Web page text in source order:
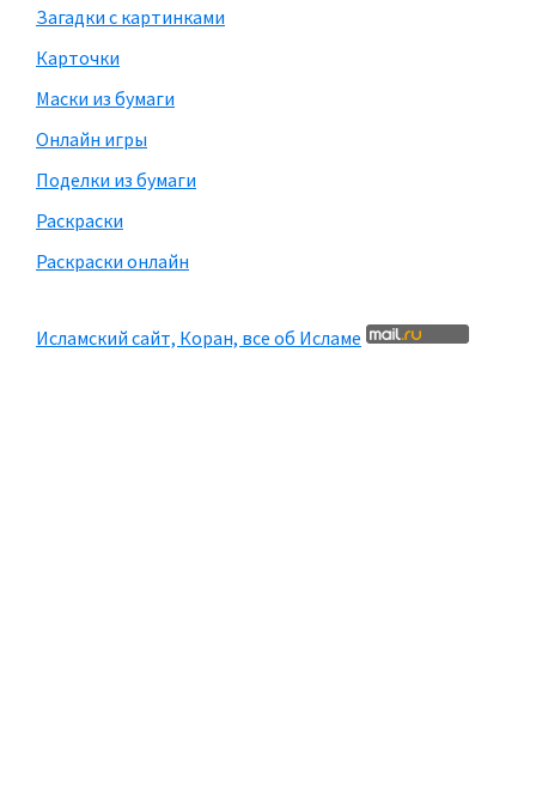
Загадки с картинками
Карточки
Маски из бумаги
Онлайн игры
Поделки из бумаги
Раскраски
Раскраски онлайн
Исламский сайт, Коран, все об Исламе